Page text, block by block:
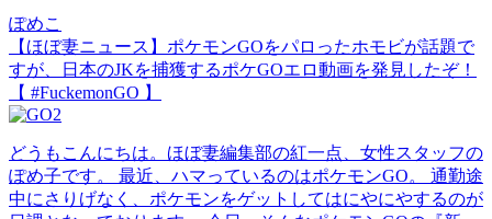
ぽめこ
【ほぼ妻ニュース】ポケモンGOをパロったホモビが話題で
すが、日本のJKを捕獲するポケGOエロ動画を発見したぞ！
【 #FuckemonGO 】
どうもこんにちは。ほぼ妻編集部の紅一点、女性スタッフの
ぽめ子です。 最近、ハマっているのはポケモンGO。 通勤途
中にさりげなく、ポケモンをゲットしてはにやにやするのが